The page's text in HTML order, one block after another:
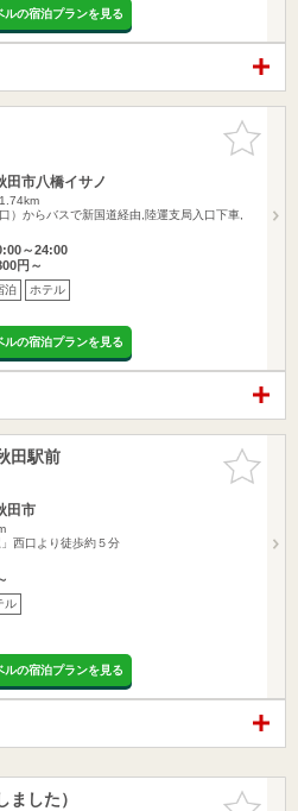
ルの宿泊プランを見る
お気に入
りに追加
田市八橋イサノ
）からバスで新国道経由,陸運支局入口下車,
～24:00
円～
泊 ホテル
ルの宿泊プランを見る
お気に入
りに追加
田駅前
田市
西口より徒歩約５分
ル
ルの宿泊プランを見る
お気に入
した）